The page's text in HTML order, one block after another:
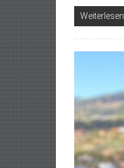
Weiterlesen